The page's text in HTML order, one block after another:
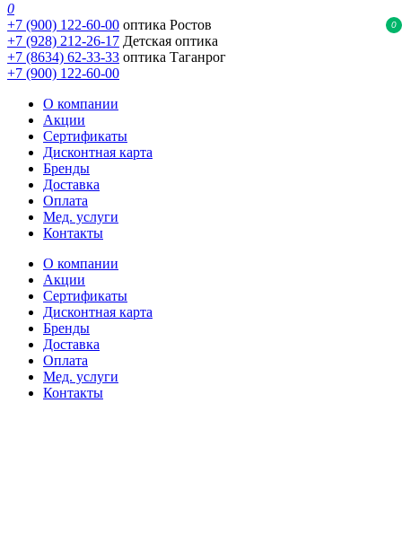
0
0
+7 (900) 122-60-00 оптика Ростов
+7 (928) 212-26-17 Детская оптика
+7 (8634) 62-33-33 оптика Таганрог
+7 (900) 122-60-00
О компании
Акции
Сертификаты
Дисконтная карта
Бренды
Доставка
Оплата
Мед. услуги
Контакты
О компании
Акции
Сертификаты
Дисконтная карта
Бренды
Доставка
Оплата
Мед. услуги
Контакты